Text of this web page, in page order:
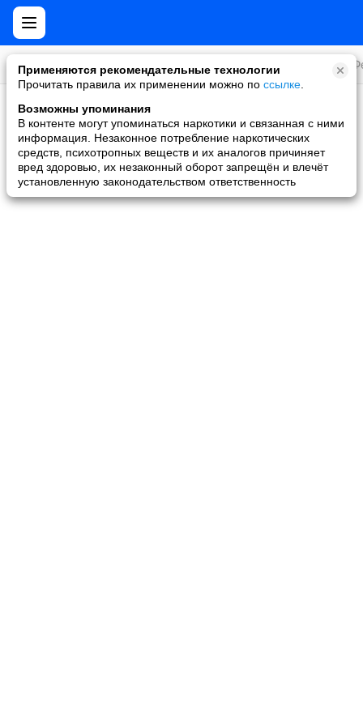
Все игры
Применяются рекомендательные технологии
Прочитать правила их применении можно по ссылке
Возможны упоминания
В контенте могут упоминаться наркотики и связанная с ними
информация. Незаконное потребление наркотических
средств, психотропных веществ и их аналогов причиняет
вред здоровью, их незаконный оборот запрещён и влечёт
установленную законодательством ответственность
Скидки и акции
Ни одной игры не найдено